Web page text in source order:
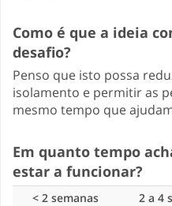
Como é que a ideia
desafio?
Penso que isto possa
isolamento e permitir as
mesmo tempo que
Em quanto tempo
estar a funcionar?
< 2 semanas 2 a 4